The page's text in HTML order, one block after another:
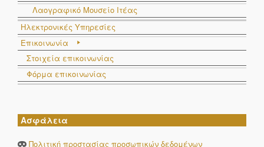
Λαογραφικό Μουσείο Ιτέας
Ηλεκτρονικές Υπηρεσίες
Επικοινωνία
Στοιχεία επικοινωνίας
Φόρμα επικοινωνίας
Ασφάλεια
Πολιτική προστασίας προσωπικών δεδομένων